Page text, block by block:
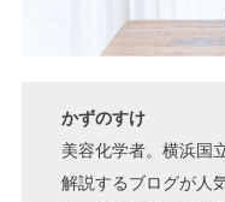
かずのすけ
美容化学者。横浜国
解説するブログが人